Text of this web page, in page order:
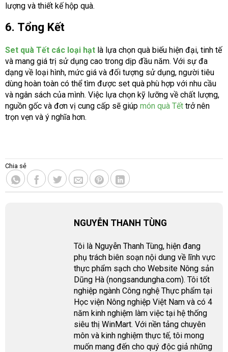
lượng và thiết kế hộp quà.
6. Tổng Kết
Set quà Tết các loại hạt là lựa chọn quà biếu hiện đại, tinh tế
và mang giá trị sử dụng cao trong dịp đầu năm. Với sự đa
dạng về loại hình, mức giá và đối tượng sử dụng, người tiêu
dùng hoàn toàn có thể tìm được set quà phù hợp với nhu cầu
và ngân sách của mình. Việc lựa chọn kỹ lưỡng về chất lượng,
nguồn gốc và đơn vị cung cấp sẽ giúp món quà Tết trở nên
trọn vẹn và ý nghĩa hơn.
Chia sẻ
NGUYỄN THANH TÙNG
Tôi là Nguyễn Thanh Tùng, hiện đang
phụ trách biên soạn nội dung về lĩnh vực
thực phẩm sạch cho Website Nông sản
Dũng Hà (nongsandungha.com). Tôi tốt
nghiệp ngành Công nghệ Thực phẩm tại
Học viện Nông nghiệp Việt Nam và có 4
năm kinh nghiệm làm việc tại hệ thống
siêu thị WinMart. Với nền tảng chuyên
môn và kinh nghiệm thực tế, tôi mong
muốn mang đến cho quý độc giả những